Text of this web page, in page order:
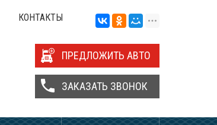
КОНТАКТЫ
ПРЕДЛОЖИТЬ АВТО
ЗАКАЗАТЬ ЗВОНОК